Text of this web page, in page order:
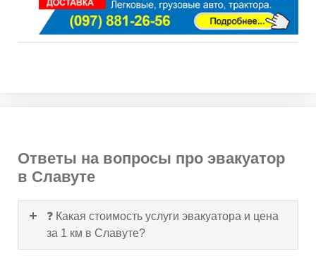
Ответы на вопросы про эвакуатор
в Славуте
❓ Какая стоимость услуги эвакуатора и цена
за 1 км в Славуте?